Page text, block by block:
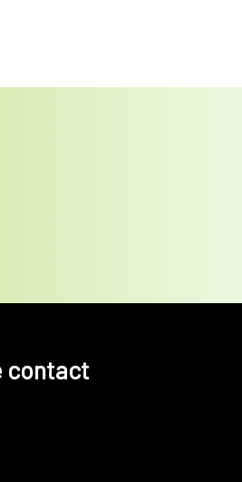
contact